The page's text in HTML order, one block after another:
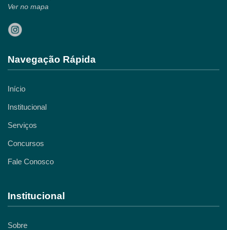
Ver no mapa
Navegação Rápida
Início
Institucional
Serviços
Concursos
Fale Conosco
Institucional
Sobre